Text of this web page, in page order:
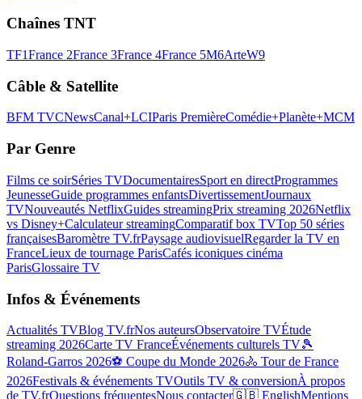
Chaînes TNT
TF1France 2France 3France 4France 5M6ArteW9
Câble & Satellite
BFM TVCNewsCanal+LCIParis PremièreComédie+Planète+MCM
Par Genre
Films ce soirSéries TVDocumentairesSport en directProgrammes
JeunesseGuide programmes enfantsDivertissementJournaux
TVNouveautés NetflixGuides streamingPrix streaming 2026Netflix
vs Disney+Calculateur streamingComparatif box TVTop 50 séries
françaisesBaromètre TV.frPaysage audiovisuelRegarder la TV en
FranceLieux de tournage ParisCafés iconiques cinéma
ParisGlossaire TV
Infos & Événements
Actualités TVBlog TV.frNos auteursObservatoire TVÉtude
streaming 2026Carte TV FranceÉvénements culturels TV🎾
Roland-Garros 2026⚽ Coupe du Monde 2026🚴 Tour de France
2026Festivals & événements TVOutils TV & conversionÀ propos
de TV.frQuestions fréquentesNous contacter🇬🇧 EnglishMentions